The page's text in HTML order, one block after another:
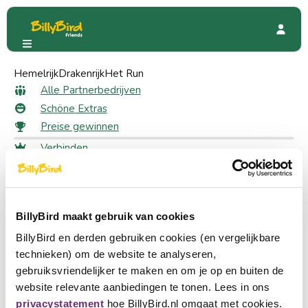
BillyBird maakt gebruik van cookies
BillyBird en derden gebruiken cookies (en vergelijkbare
technieken) om de website te analyseren,
gebruiksvriendelijker te maken en om je op en buiten de
website relevante aanbiedingen te tonen. Lees in ons
privacystatement hoe BillyBird.nl omgaat met cookies.
HemelrijkDrakenrijkHet Run
Alle Partnerbedrijven
Schöne Extras
Preise gewinnen
Verbinden
Anmeldung
Wählen Sie eine Sprache
Nederlands
English
Deutsch
Ein Partner werden
Schöne Extras
Preise gewinnen
Über BillyBird
Über uns
Geschenkgutschein